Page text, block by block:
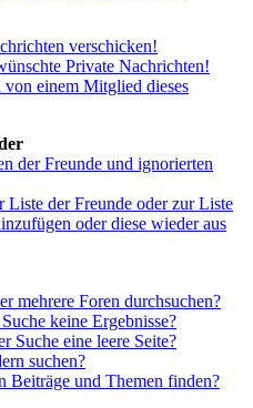
verschicken!
Private Nachrichten!
einem Mitglied dieses
der Freunde und ignorierten
der Freunde oder zur Liste
oder diese wieder aus
mehrere Foren durchsuchen?
keine Ergebnisse?
Suche eine leere Seite?
suchen?
Beiträge und Themen finden?